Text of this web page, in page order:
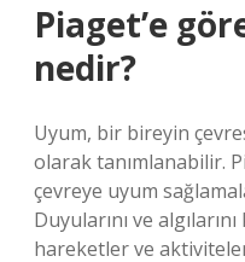
Piaget’e
nedir?
Uyum, bir bireyin
olarak tanımlanabilir.
çevreye uyum
Duyularını ve
hareketler ve